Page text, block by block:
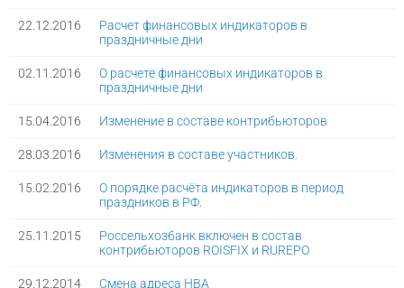
22.12.2016
Расчет финансовых индикаторов в
праздничные дни
02.11.2016
О расчете финансовых индикаторов в
праздничные дни
15.04.2016 Изменение в составе контрибьюторов
28.03.2016 Изменения в составе участников.
15.02.2016
О порядке расчёта индикаторов в период
праздников в РФ.
25.11.2015
Россельхозбанк включен в состав
контрибьюторов ROISFIX и RUREPO
29.12.2014 Смена адреса НВА